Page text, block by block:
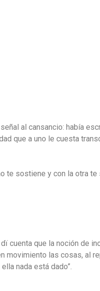
al cansancio: había
que a uno le cuesta
te sostiene y con la otra
cuenta que la noción de
movimiento las cosas, al
nada está dado”.